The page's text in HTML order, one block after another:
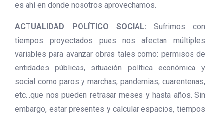
es ahí en donde nosotros aprovechamos.
ACTUALIDAD POLÍTICO SOCIAL: Sufrimos con
tiempos proyectados pues nos afectan múltiples
variables para avanzar obras tales como: permisos de
entidades públicas, situación política económica y
social como paros y marchas, pandemias, cuarentenas,
etc…que nos pueden retrasar meses y hasta años. Sin
embargo, estar presentes y calcular espacios, tiempos